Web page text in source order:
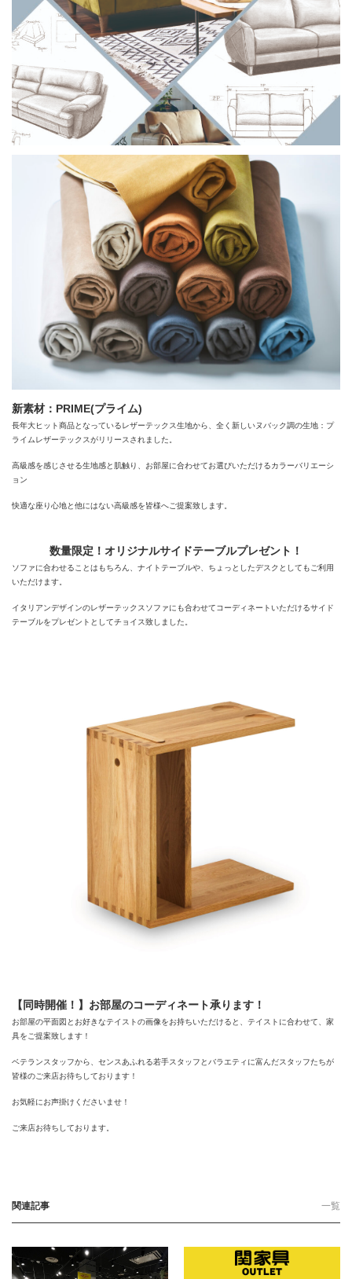
新素材：PRIME(プライム)
長年大ヒット商品となっているレザーテックス生地から、全く新しいヌバック調の生地：プ
ライムレザーテックスがリリースされました。
高級感を感じさせる生地感と肌触り、お部屋に合わせてお選びいただけるカラーバリエーシ
ョン
快適な座り心地と他にはない高級感を皆様へご提案致します。
数量限定！オリジナルサイドテーブルプレゼント！
ソファに合わせることはもちろん、ナイトテーブルや、ちょっとしたデスクとしてもご利用
いただけます。
イタリアンデザインのレザーテックスソファにも合わせてコーディネートいただけるサイド
テーブルをプレゼントとしてチョイス致しました。
【同時開催！】お部屋のコーディネート承ります！
お部屋の平面図とお好きなテイストの画像をお持ちいただけると、テイストに合わせて、家
具をご提案致します！
ベテランスタッフから、センスあふれる若手スタッフとバラエティに富んだスタッフたちが
皆様のご来店お待ちしております！
お気軽にお声掛けくださいませ！
ご来店お待ちしております。
関連記事 一覧